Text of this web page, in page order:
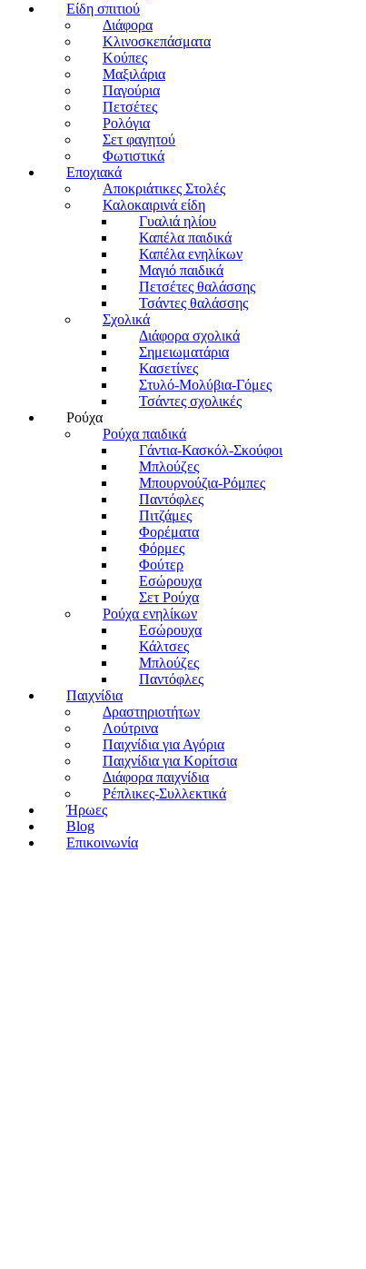
Είδη σπιτιού
Διάφορα
Κλινοσκεπάσματα
Κούπες
Μαξιλάρια
Παγούρια
Πετσέτες
Ρολόγια
Σετ φαγητού
Φωτιστικά
Εποχιακά
Αποκριάτικες Στολές
Καλοκαιρινά είδη
Γυαλιά ηλίου
Καπέλα παιδικά
Καπέλα ενηλίκων
Μαγιό παιδικά
Πετσέτες θαλάσσης
Τσάντες θαλάσσης
Σχολικά
Διάφορα σχολικά
Σημειωματάρια
Κασετίνες
Στυλό-Μολύβια-Γόμες
Τσάντες σχολικές
Ρούχα
Ρούχα παιδικά
Γάντια-Κασκόλ-Σκούφοι
Μπλούζες
Μπουρνούζια-Ρόμπες
Παντόφλες
Πιτζάμες
Φορέματα
Φόρμες
Φούτερ
Εσώρουχα
Σετ Ρούχα
Ρούχα ενηλίκων
Εσώρουχα
Κάλτσες
Μπλούζες
Παντόφλες
Παιχνίδια
Δραστηριοτήτων
Λούτρινα
Παιχνίδια για Αγόρια
Παιχνίδια για Κορίτσια
Διάφορα παιχνίδια
Ρέπλικες-Συλλεκτικά
Ήρωες
Blog
Επικοινωνία